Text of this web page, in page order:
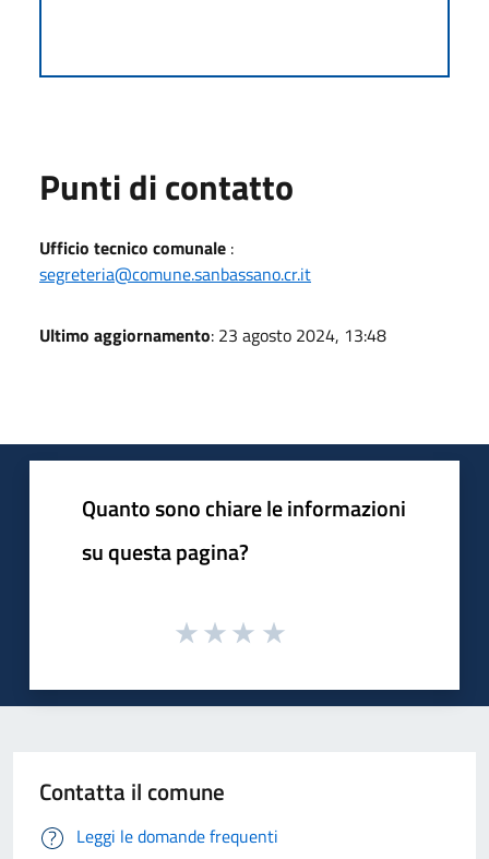
Punti di contatto
Ufficio tecnico comunale :
segreteria@comune.sanbassano.cr.it
Ultimo aggiornamento: 23 agosto 2024, 13:48
Quanto sono chiare le informazioni
su questa pagina?
Contatta il comune
Leggi le domande frequenti